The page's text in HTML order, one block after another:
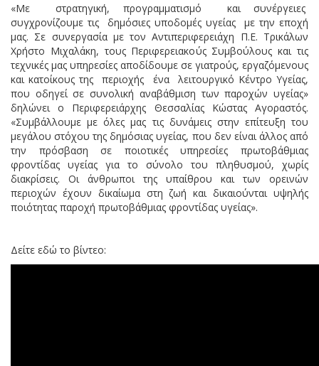
«Με στρατηγική, προγραμματισμό και συνέργειες
συγχρονίζουμε τις δημόσιες υποδομές υγείας με την εποχή
μας. Σε συνεργασία με τον Αντιπεριφερειάχη Π.Ε. Τρικάλων
Χρήστο Μιχαλάκη, τους Περιφερειακούς Συμβούλους και τις
τεχνικές μας υπηρεσίες αποδίδουμε σε γιατρούς, εργαζόμενους
και κατοίκους της περιοχής ένα λειτουργικό Κέντρο Υγείας,
που οδηγεί σε συνολική αναβάθμιση των παροχών υγείας»
δηλώνει ο Περιφερειάρχης Θεσσαλίας Κώστας Αγοραστός.
«Συμβάλλουμε με όλες μας τις δυνάμεις στην επίτευξη του
μεγάλου στόχου της δημόσιας υγείας, που δεν είναι άλλος από
την πρόσβαση σε ποιοτικές υπηρεσίες πρωτοβάθμιας
φροντίδας υγείας για το σύνολο του πληθυσμού, χωρίς
διακρίσεις. Οι άνθρωποι της υπαίθρου και των ορεινών
περιοχών έχουν δικαίωμα στη ζωή και δικαιούνται υψηλής
ποιότητας παροχή πρωτοβάθμιας φροντίδας υγείας».
Δείτε εδώ το βίντεο: